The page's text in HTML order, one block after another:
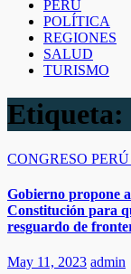
PERÚ
POLÍTICA
REGIONES
SALUD
TURISMO
Etiqueta:
CONGRESO PERÚ
Gobierno propone
Constitución para
resguardo de
May 11, 2023 admin